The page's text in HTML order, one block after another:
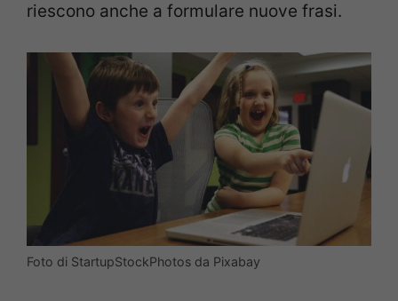
riescono anche a formulare nuove frasi.
Foto di StartupStockPhotos da Pixabay